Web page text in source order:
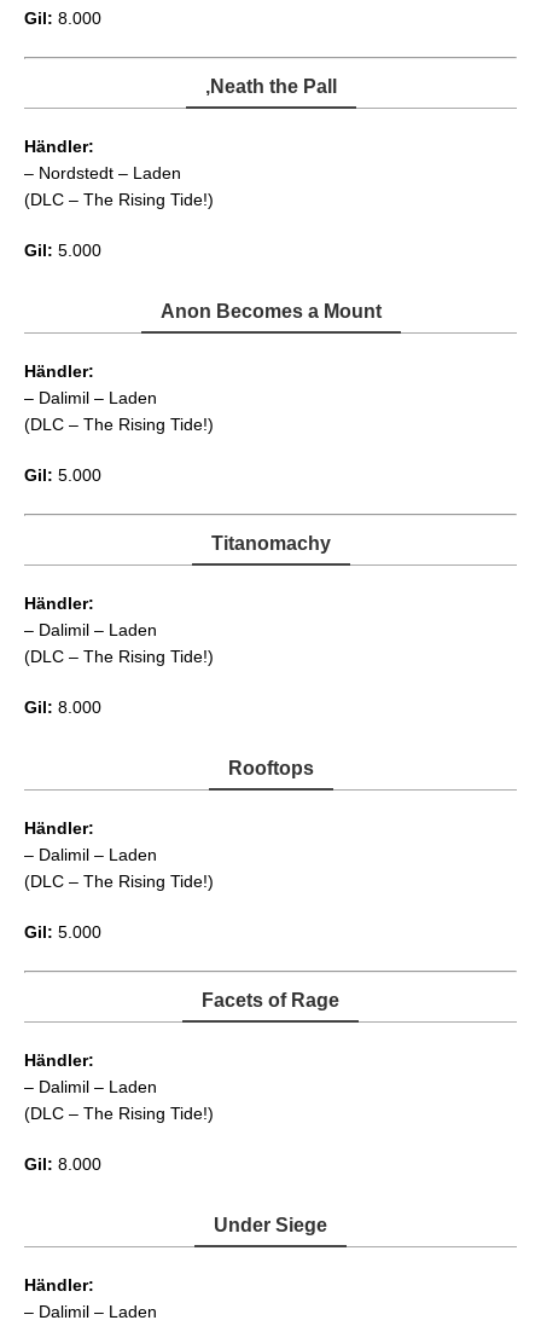
Gil: 8.000
‚Neath the Pall
Händler:
– Nordstedt – Laden
(DLC – The Rising Tide!)
Gil: 5.000
Anon Becomes a Mount
Händler:
– Dalimil – Laden
(DLC – The Rising Tide!)
Gil: 5.000
Titanomachy
Händler:
– Dalimil – Laden
(DLC – The Rising Tide!)
Gil: 8.000
Rooftops
Händler:
– Dalimil – Laden
(DLC – The Rising Tide!)
Gil: 5.000
Facets of Rage
Händler:
– Dalimil – Laden
(DLC – The Rising Tide!)
Gil: 8.000
Under Siege
Händler:
– Dalimil – Laden